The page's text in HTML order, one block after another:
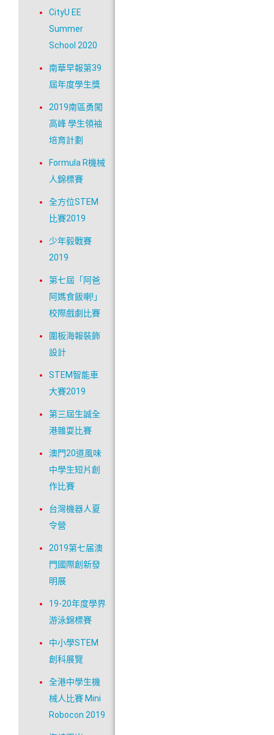
CityU EE
Summer
School 2020
南華早報第39
屆年度學生獎
2019南區勇闖
高峰 學生領袖
培育計劃
Formula R機械
人錦標賽
全方位STEM
比賽2019
少年毅戰賽
2019
第七屆「阿爸
阿媽食飯喇!」
校際戲劇比賽
圍板海報裝飾
設計
STEM智能車
大賽2019
第三屆生誠全
港雜耍比賽
澳門20道風味
中學生短片創
作比賽
台灣機器人夏
令營
2019第七届澳
門國際創新發
明展
19-20年度學界
游泳錦標賽
中小學STEM
創科展覽
全港中學生機
械人比賽 Mini
Robocon 2019